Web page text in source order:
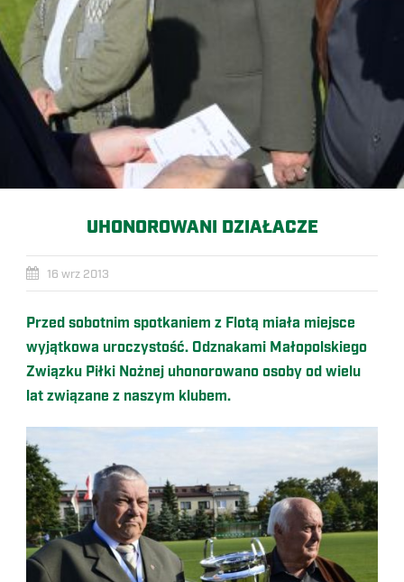
UHONOROWANI DZIAŁACZE
16 wrz 2013
Przed sobotnim spotkaniem z Flotą miała miejsce
wyjątkowa uroczystość. Odznakami Małopolskiego
Związku Piłki Nożnej uhonorowano osoby od wielu
lat związane z naszym klubem.